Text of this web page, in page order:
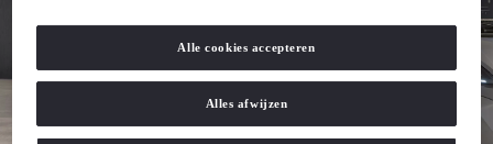
Alles afwijzen
Alle cookies accepteren